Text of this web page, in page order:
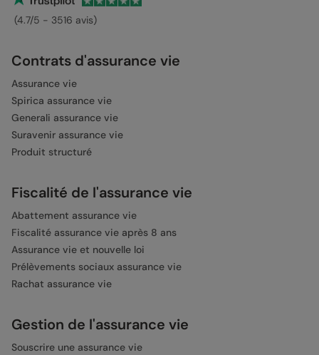
(4.7/5 - 3516 avis)
Contrats d'assurance vie
Assurance vie
Spirica assurance vie
Generali assurance vie
Suravenir assurance vie
Produit structuré
Fiscalité de l'assurance vie
Abattement assurance vie
Fiscalité assurance vie après 8 ans
Assurance vie et nouvelle loi
Prélèvements sociaux assurance vie
Rachat assurance vie
Gestion de l'assurance vie
Souscrire une assurance vie